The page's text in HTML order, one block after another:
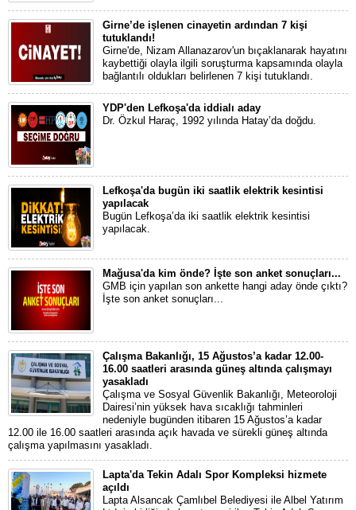
Girne’de işlenen cinayetin ardından 7 kişi
tutuklandı!
Girne'de, Nizam Allanazarov'un bıçaklanarak hayatını
kaybettiği olayla ilgili soruşturma kapsamında olayla
bağlantılı oldukları belirlenen 7 kişi tutuklandı.
YDP'den Lefkoşa'da iddialı aday
Dr. Özkul Haraç, 1992 yılında Hatay’da doğdu.
Lefkoşa'da bugün iki saatlik elektrik kesintisi
yapılacak
Bugün Lefkoşa’da iki saatlik elektrik kesintisi
yapılacak.
Mağusa'da kim önde? İşte son anket sonuçları...
GMB için yapılan son ankette hangi aday önde çıktı?
İşte son anket sonuçları...
Çalışma Bakanlığı, 15 Ağustos’a kadar 12.00-
16.00 saatleri arasında güneş altında çalışmayı
yasakladı
Çalışma ve Sosyal Güvenlik Bakanlığı, Meteoroloji
Dairesi’nin yüksek hava sıcaklığı tahminleri
nedeniyle bugünden itibaren 15 Ağustos’a kadar
12.00 ile 16.00 saatleri arasında açık havada ve sürekli güneş altında
çalışma yapılmasını yasakladı.
Lapta'da Tekin Adalı Spor Kompleksi hizmete
açıldı
Lapta Alsancak Çamlıbel Belediyesi ile Albel Yatırım